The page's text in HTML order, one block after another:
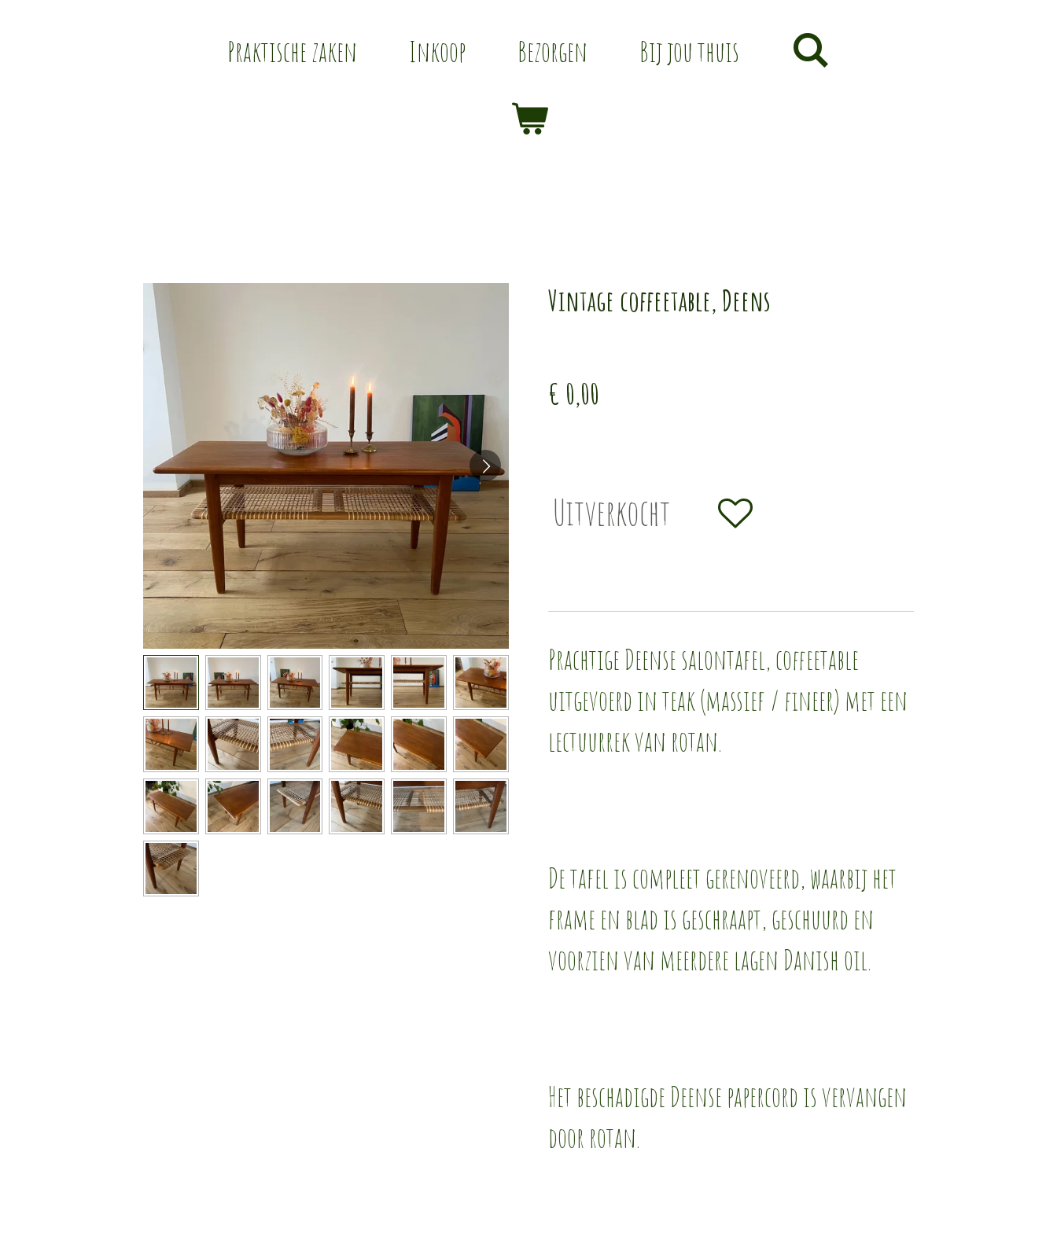
Praktische zaken
Inkoop Bezorgen Bij jou thuis
Vintage coffeetable, Deens
€ 0,00
Uitverkocht
Prachtige Deense salontafel, coffeetable
uitgevoerd in teak (massief / fineer) met een
lectuurrek van rotan.
De tafel is compleet gerenoveerd, waarbij het
frame en blad is geschraapt, geschuurd en
voorzien van meerdere lagen Danish oil.
Het beschadigde Deense papercord is vervangen
door rotan.